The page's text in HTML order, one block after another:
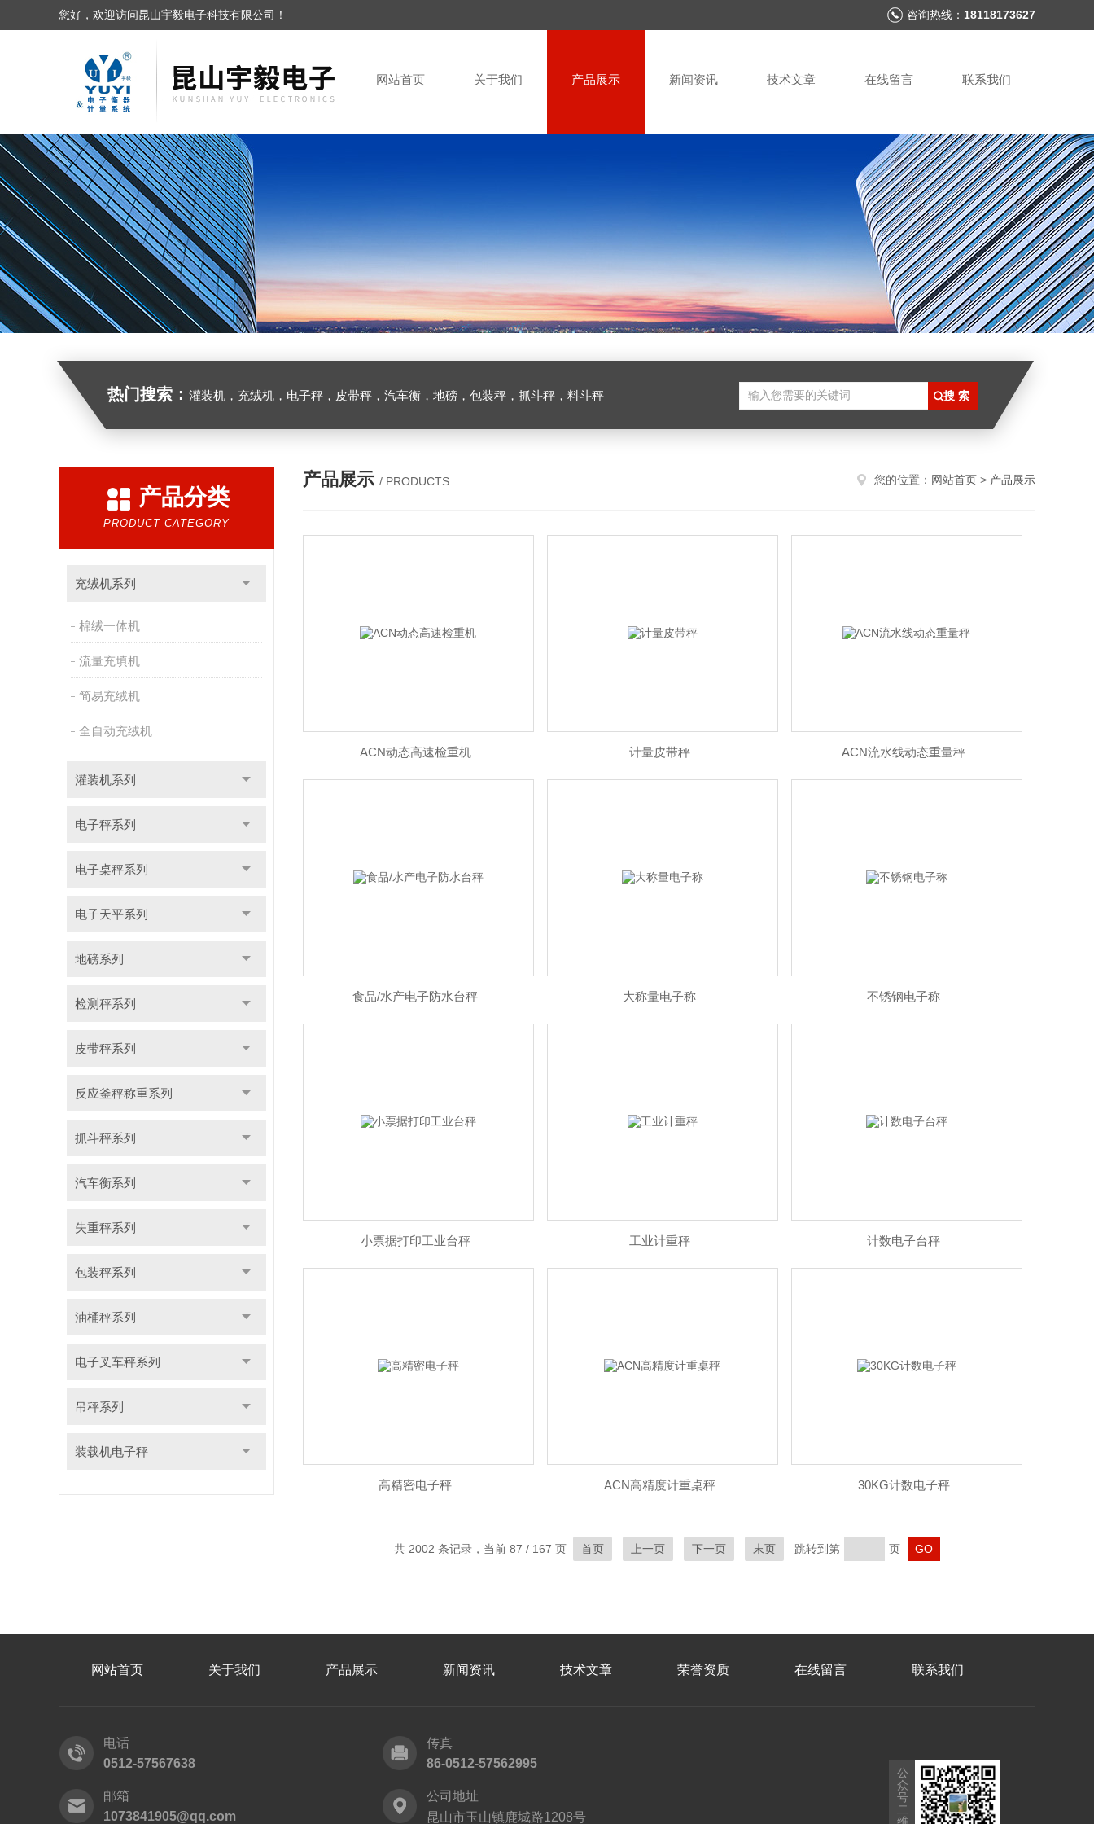
您好，欢迎访问昆山宇毅电子科技有限公司！ 咨询热线： 18118173627
网站首页 关于我们 产品展示 新闻资讯 技术文章 在线留言 联系我们
热门搜索： 灌装机，充绒机，电子秤，皮带秤，汽车衡，地磅，包装秤，抓斗秤，料斗秤
产品分类
PRODUCT CATEGORY
充绒机系列
棉绒一体机
流量充填机
简易充绒机
全自动充绒机
灌装机系列
电子秤系列
电子桌秤系列
电子天平系列
地磅系列
检测秤系列
皮带秤系列
反应釜秤称重系列
抓斗秤系列
汽车衡系列
失重秤系列
包装秤系列
油桶秤系列
电子叉车秤系列
吊秤系列
装载机电子秤
产品展示 / PRODUCTS 您的位置： 网站首页 > 产品展示
ACN动态高速检重机 计量皮带秤 ACN流水线动态重量秤
食品/水产电子防水台秤 大称量电子称 不锈钢电子称
小票据打印工业台秤 工业计重秤 计数电子台秤
高精密电子秤 ACN高精度计重桌秤 30KG计数电子秤
共 2002 条记录，当前 87 / 167 页 首页 上一页 下一页 末页 跳转到第 页
网站首页 关于我们 产品展示 新闻资讯 技术文章 荣誉资质 在线留言 联系我们
电话
0512-57567638
传真
86-0512-57562995
邮箱
1073841905@qq.com
公司地址
昆山市玉山镇鹿城路1208号
公
众
号
二